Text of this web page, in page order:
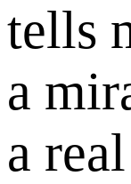
tells
a
a